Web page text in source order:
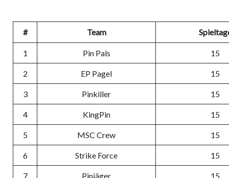
# Team
1 Pin Pals 15
2 EP Pagel 15
3 Pinkiller 15
4 KingPin 15
5 MSC Crew 15
6 Strike Force 15
7 Pinjäger 15